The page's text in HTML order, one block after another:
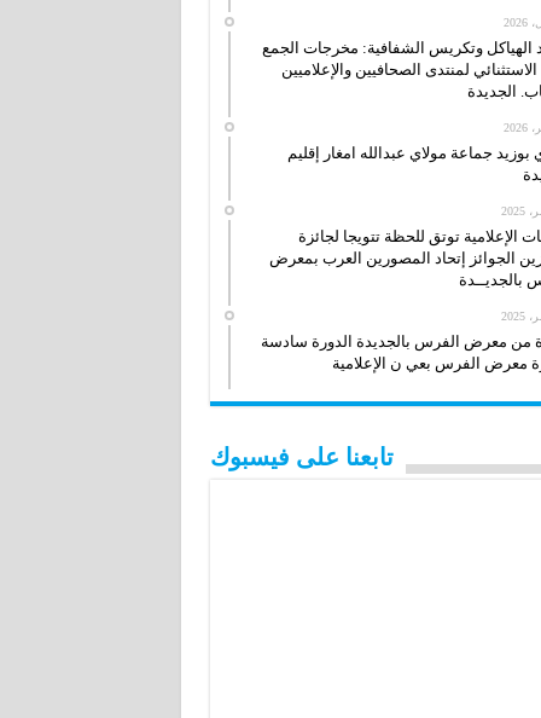
الهياكل وتكريس الشفافية: مخرجات الجمع
الاستثنائي لمنتدى الصحافيين والإعلاميين
الجديدة
جماعة مولاي عبدالله امغار إقليم
الإعلامية توتق للحظة تتويجا لجائزة
الجوائز إتحاد المصورين العرب بمعرض
بالجديــدة
من معرض الفرس بالجديدة الدورة سادسة
معرض الفرس بعي ن الإعلامية
تابعنا على فيسبوك